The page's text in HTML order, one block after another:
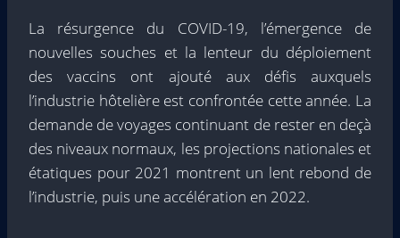
La résurgence du COVID-19, l’émergence de
nouvelles souches et la lenteur du déploiement
des vaccins ont ajouté aux défis auxquels
l’industrie hôtelière est confrontée cette année. La
demande de voyages continuant de rester en deçà
des niveaux normaux, les projections nationales et
étatiques pour 2021 montrent un lent rebond de
l’industrie, puis une accélération en 2022.